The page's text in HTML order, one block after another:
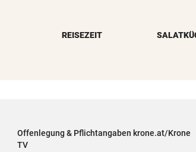
REISEZEIT
Offenlegung & Pflichtangaben krone.at/Krone
TV